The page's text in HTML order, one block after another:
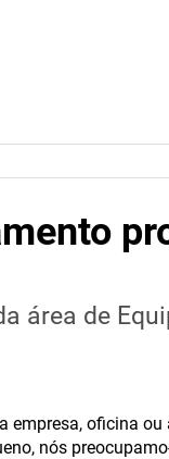
área de
empresa, oficina
nós